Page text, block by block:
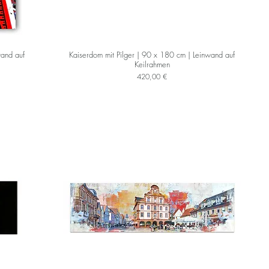
auf
Kaiserdom mit Pilger | 90 x 180 cm | Leinwand auf
Keilrahmen
Preis
420,00 €